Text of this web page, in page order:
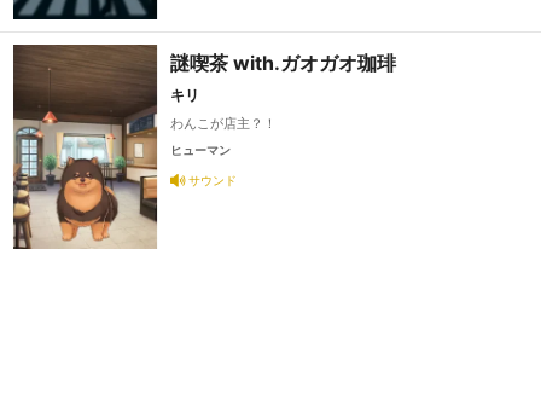
謎喫茶 with.ガオガオ珈琲
キリ
わんこが店主？！
ヒューマン
サウンド